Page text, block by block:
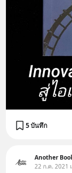
5 บันทึก
Another
22 ก.ค. 2021